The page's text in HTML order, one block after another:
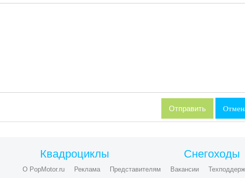
Квадроциклы Снегоходы
О PopMotor.ru Реклама Представителям Вакансии